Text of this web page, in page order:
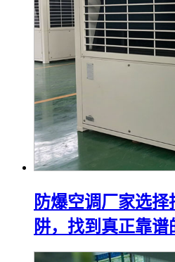
防爆空调厂家选
阱，找到真正靠谱